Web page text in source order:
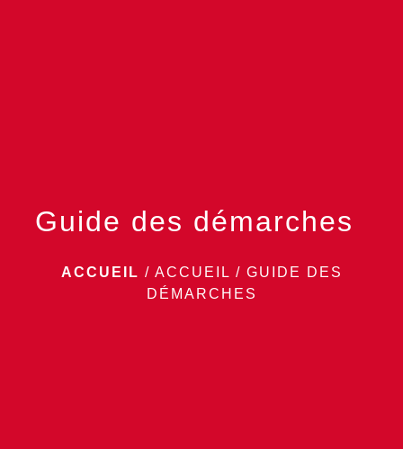
Guide des démarches
ACCUEIL / ACCUEIL / GUIDE DES
DÉMARCHES